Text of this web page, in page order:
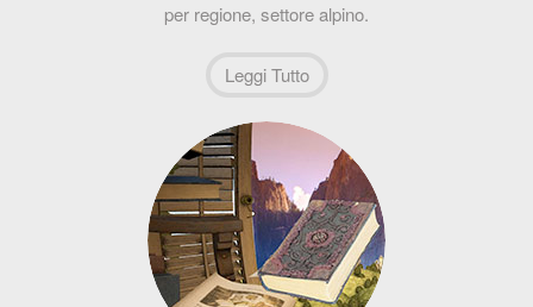
per regione, settore alpino.
Leggi Tutto